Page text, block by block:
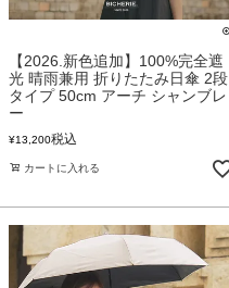
【2026.新色追加】100%完全遮
光 晴雨兼用 折りたたみ日傘 2段
タイプ 50cm アーチ シャンブレ
ー
¥13,200税込
カートに入れる